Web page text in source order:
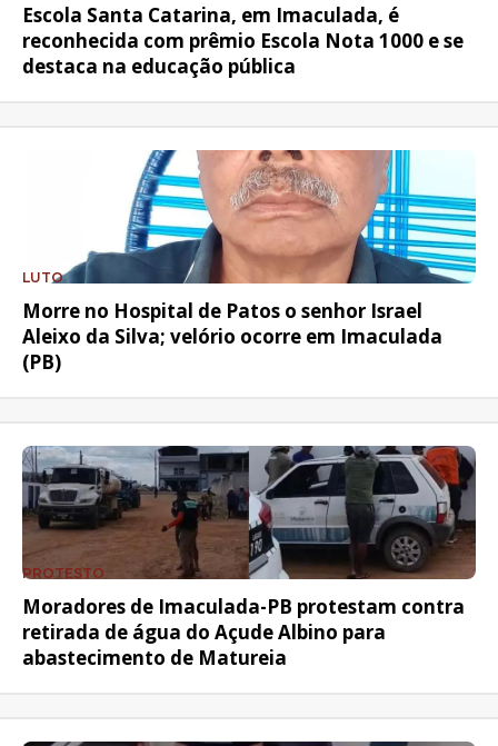
Escola Santa Catarina, em Imaculada, é
reconhecida com prêmio Escola Nota 1000 e se
destaca na educação pública
LUTO
Morre no Hospital de Patos o senhor Israel
Aleixo da Silva; velório ocorre em Imaculada
(PB)
PROTESTO
Moradores de Imaculada-PB protestam contra
retirada de água do Açude Albino para
abastecimento de Matureia